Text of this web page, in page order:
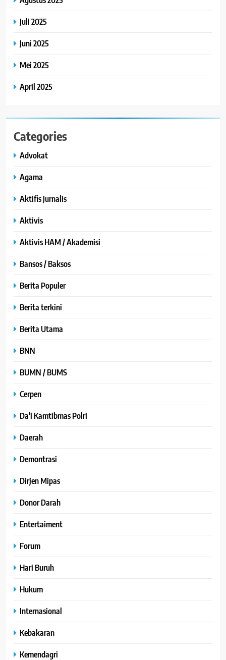
Juli 2025
Juni 2025
Mei 2025
April 2025
Categories
Advokat
Agama
Aktifis Jurnalis
Aktivis
Aktivis HAM / Akademisi
Bansos / Baksos
Berita Populer
Berita terkini
Berita Utama
BNN
BUMN / BUMS
Cerpen
Da'i Kamtibmas Polri
Daerah
Demontrasi
Dirjen Mipas
Donor Darah
Entertaiment
Forum
Hari Buruh
Hukum
Internasional
Kebakaran
Kemendagri